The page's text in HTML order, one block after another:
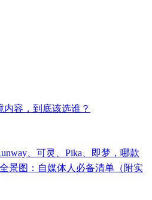
容，到底该选谁？
、可灵、Pika、即梦，哪款